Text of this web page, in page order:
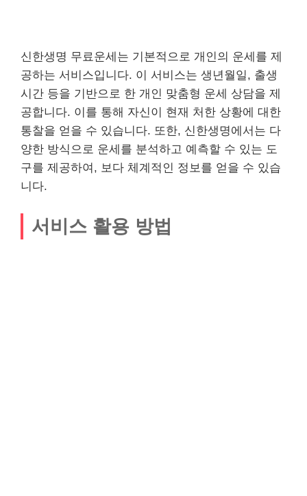
신한생명 무료운세는 기본적으로 개인의 운세를 제
공하는 서비스입니다. 이 서비스는 생년월일, 출생
시간 등을 기반으로 한 개인 맞춤형 운세 상담을 제
공합니다. 이를 통해 자신이 현재 처한 상황에 대한
통찰을 얻을 수 있습니다. 또한, 신한생명에서는 다
양한 방식으로 운세를 분석하고 예측할 수 있는 도
구를 제공하여, 보다 체계적인 정보를 얻을 수 있습
니다.
서비스 활용 방법